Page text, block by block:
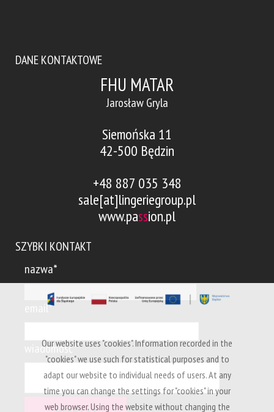
DANE KONTAKTOWE
FHU MATAR
Jarosław Gryla
Siemońska 11
42-500 Będzin
+48 887 035 348
sale[at]lingeriegroup.pl
www.passion.pl
SZYBKI KONTAKT
nazwa*
email*
wiadomość*
Our website uses "cookies". Information recorded in the
"cookies" we use such for statistical purposes and to
adapt our website to individual needs of users. At any
time you can change the settings for "cookies" in your
web browser. Using the website without changing the